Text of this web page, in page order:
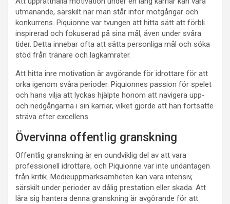
utmanande, särskilt när man står inför motgångar och
konkurrens. Piquionne var tvungen att hitta sätt att förbli
inspirerad och fokuserad på sina mål, även under svåra
tider. Detta innebar ofta att sätta personliga mål och söka
stöd från tränare och lagkamrater.
Att hitta inre motivation är avgörande för idrottare för att
orka igenom svåra perioder. Piquionnes passion för spelet
och hans vilja att lyckas hjälpte honom att navigera upp-
och nedgångarna i sin karriär, vilket gjorde att han fortsatte
sträva efter excellens.
Övervinna offentlig granskning
Offentlig granskning är en oundviklig del av att vara
professionell idrottare, och Piquionne var inte undantagen
från kritik. Medieuppmärksamheten kan vara intensiv,
särskilt under perioder av dålig prestation eller skada. Att
lära sig hantera denna granskning är avgörande för att